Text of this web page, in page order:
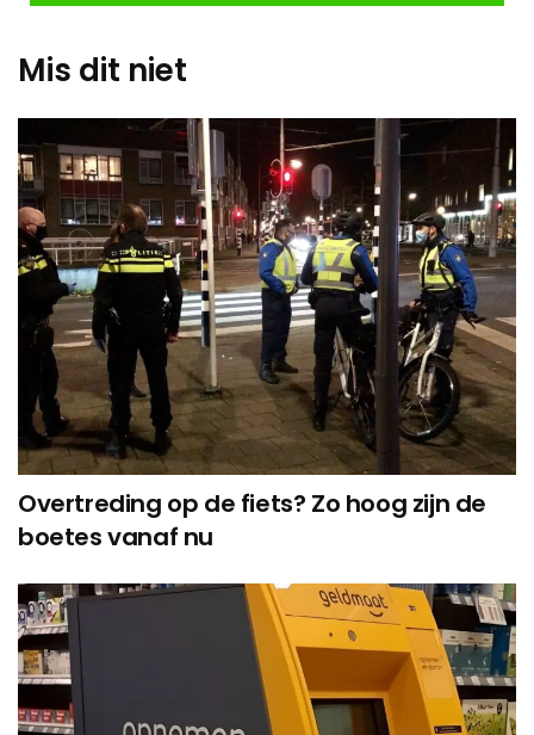
Mis dit niet
Overtreding op de fiets? Zo hoog zijn de
boetes vanaf nu